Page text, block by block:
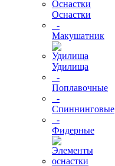
Оснастки
-
Макушатник
Удилища
-
Поплавочные
-
Спиннинговые
-
Фидерные